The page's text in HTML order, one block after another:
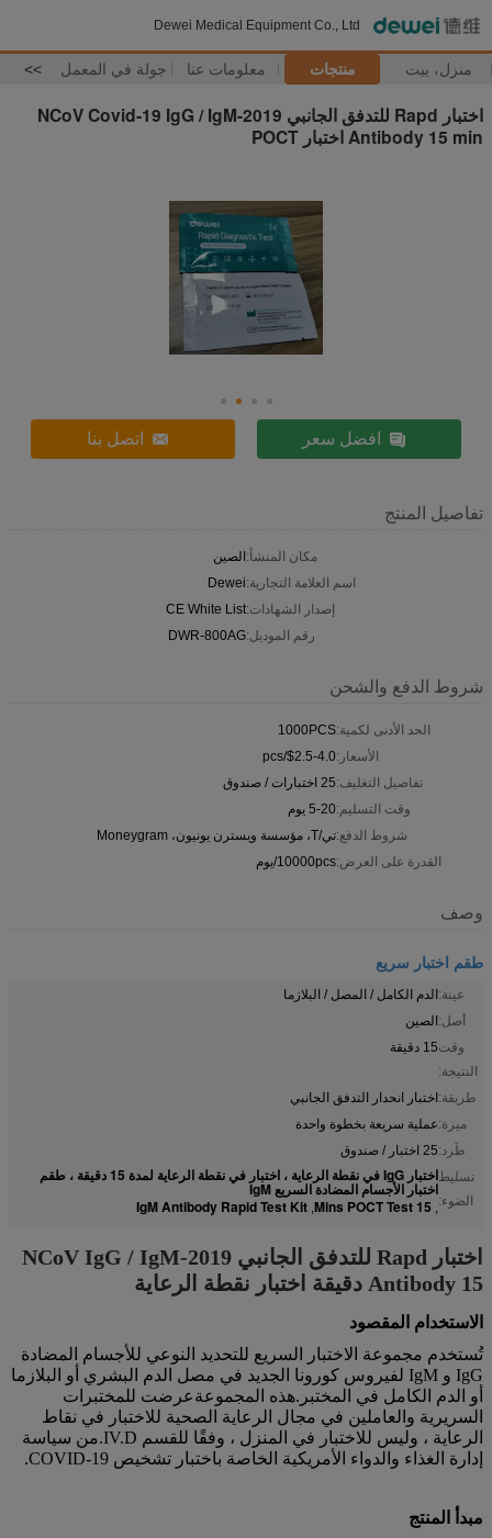
Dewei Medical Equipment Co., Ltd
منزل، بيت منتجات معلومات عنا جولة في المعمل >>
اختبار Rapd للتدفق الجانبي 2019-NCoV Covid-19 IgG / IgM
Antibody 15 min اختبار POCT
افضل سعر اتصل بنا
تفاصيل المنتج
مكان المنشأ:الصين
اسم العلامة التجارية:Dewei
إصدار الشهادات:CE White List
رقم الموديل:DWR-800AG
شروط الدفع والشحن
الحد الأدنى لكمية:1000PCS
الأسعار:$2.5-4.0/pcs
تفاصيل التغليف:25 اختبارات / صندوق
وقت التسليم:5-20 يوم
شروط الدفع:تي/T، مؤسسة ويسترن يونيون، Moneygram
القدرة على العرض:10000pcs/يوم
وصف
طقم اختبار سريع
عينة:الدم الكامل / المصل / البلازما
أصل:الصين
وقت
النتيجة:
15 دقيقة
طريقة:اختبار انحدار التدفق الجانبي
ميزة:عملية سريعة بخطوة واحدة
طَرد:25 اختبار / صندوق
تسليط
الضوء:
اختبار IgG في نقطة الرعاية ، اختبار في نقطة الرعاية لمدة 15 دقيقة ، طقم
اختبار الأجسام المضادة السريع IgM
,
15 Mins POCT Test
,
IgM Antibody Rapid Test Kit
اختبار Rapd للتدفق الجانبي 2019-NCoV IgG / IgM
Antibody 15 دقيقة اختبار نقطة الرعاية
الاستخدام المقصود
تُستخدم مجموعة الاختبار السريع للتحديد النوعي للأجسام المضادة
IgG و IgM لفيروس كورونا الجديد في مصل الدم البشري أو البلازما
أو الدم الكامل في المختبر.هذه المجموعةعرضت للمختبرات
السريرية والعاملين في مجال الرعاية الصحية للاختبار في نقاط
الرعاية ، وليس للاختبار في المنزل ، وفقًا للقسم IV.D.من سياسة
إدارة الغذاء والدواء الأمريكية الخاصة باختبار تشخيص COVID-19.
مبدأ المنتج